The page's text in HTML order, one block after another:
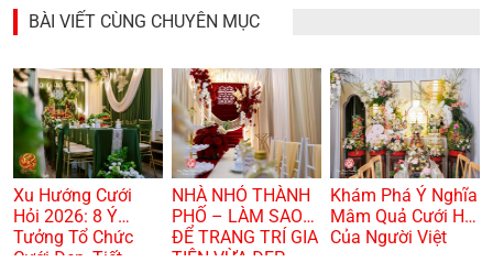
BÀI VIẾT CÙNG CHUYÊN MỤC
Xu Hướng Cưới
Hỏi 2026: 8 Ý
Tưởng Tổ Chức
Cưới Đẹp, Tiết
NHÀ NHỎ THÀNH
PHỐ – LÀM SAO
ĐỂ TRANG TRÍ GIA
TIÊN VỪA ĐẸP
Khám Phá Ý Nghĩa
Mâm Quả Cưới Hỏi
Của Người Việt